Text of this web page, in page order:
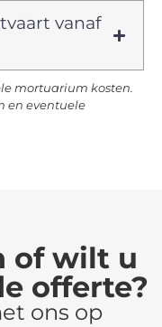
vanaf
mortuarium kosten.
en eventuele
of wilt u
offerte?
ons op